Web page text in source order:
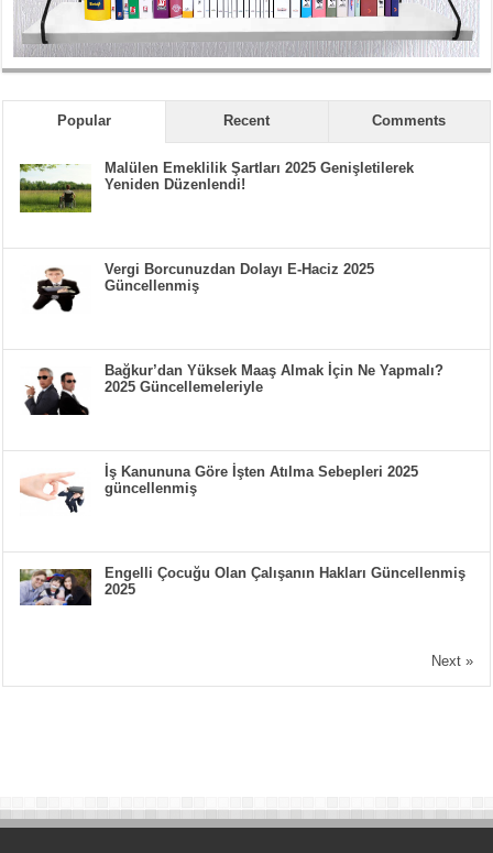
Popular Recent Comments
Malülen Emeklilik Şartları 2025 Genişletilerek
Yeniden Düzenlendi!
Vergi Borcunuzdan Dolayı E-Haciz 2025
Güncellenmiş
Bağkur’dan Yüksek Maaş Almak İçin Ne Yapmalı?
2025 Güncellemeleriyle
İş Kanununa Göre İşten Atılma Sebepleri 2025
güncellenmiş
Engelli Çocuğu Olan Çalışanın Hakları Güncellenmiş
2025
Next »